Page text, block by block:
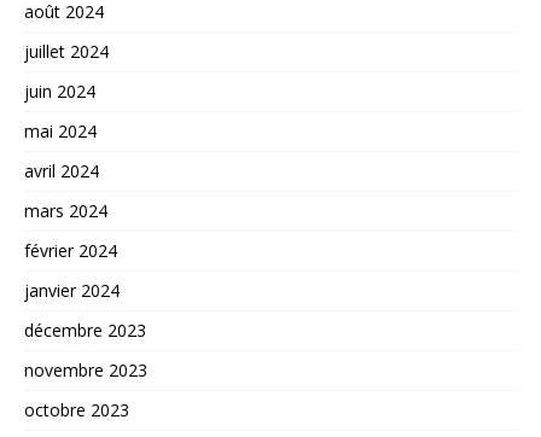
août 2024
juillet 2024
juin 2024
mai 2024
avril 2024
mars 2024
février 2024
janvier 2024
décembre 2023
novembre 2023
octobre 2023